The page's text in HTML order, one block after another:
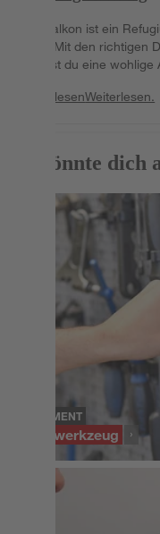
Der Balkon ist ein
kann. Mit den richtigen
kreierst du eine
WeiterlesenWeiterlesen.
Das könnte
SORTIMENT
Handwerkzeug